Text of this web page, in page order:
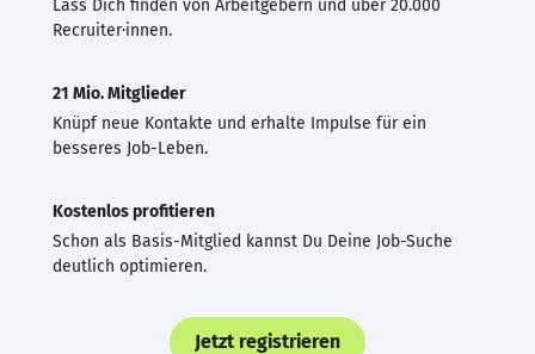
Lass Dich finden von Arbeitgebern und über 20.000
Recruiter·innen.
21 Mio. Mitglieder
Knüpf neue Kontakte und erhalte Impulse für ein
besseres Job-Leben.
Kostenlos profitieren
Schon als Basis-Mitglied kannst Du Deine Job-Suche
deutlich optimieren.
Jetzt registrieren